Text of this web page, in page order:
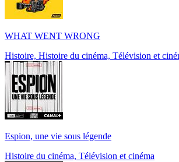
WHAT WENT WRONG
Histoire, Histoire du cinéma, Télévision et
Espion, une vie sous légende
Histoire du cinéma, Télévision et cinéma